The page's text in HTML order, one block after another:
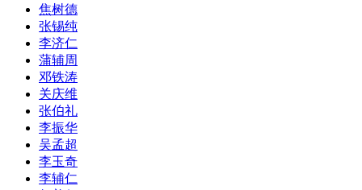
焦树德
张锡纯
李济仁
蒲辅周
邓铁涛
关庆维
张伯礼
李振华
吴孟超
李玉奇
李辅仁